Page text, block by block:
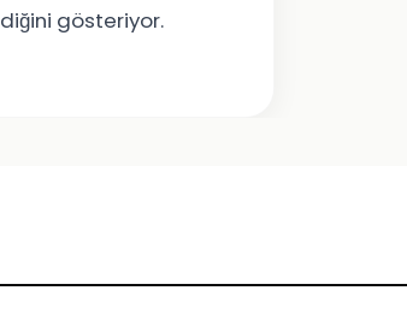
gösteriyor.